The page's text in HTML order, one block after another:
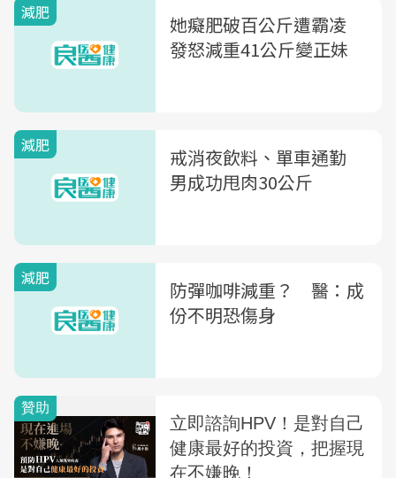
減肥
她癡肥破百公斤遭霸凌
發怒減重41公斤變正妹
減肥
戒消夜飲料、單車通勤
男成功甩肉30公斤
減肥
防彈咖啡減重？ 醫：成
份不明恐傷身